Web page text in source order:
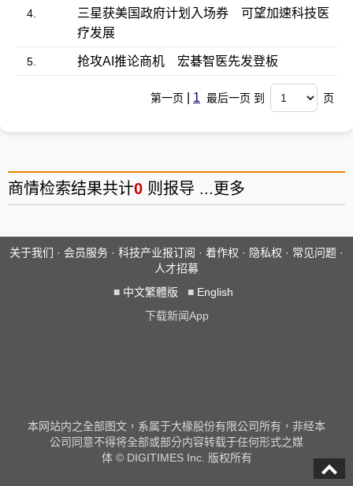
4.
三星获美国政府计划入场券 可望加速科技医
疗发展
5. 抢攻AI推论商机 宏碁智医先发登板
第一页 1 最后一页 到 页
商情检索结果共计0 则报导 ... 更多
关于我们 · 会员服务 · 科技产业报订阅 · 着作权 · 隐私权 · 常见问题 ·
人才招募
■ 中文繁體版 ■ English
下载新闻App
本网站内之全部图文，系属于大椽股份有限公司所有，非经本
公司同意不得将全部或部分内容转载于任何形式之媒
体 © DIGITIMES Inc. 版权所有